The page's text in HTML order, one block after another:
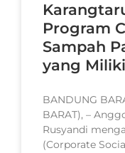
Program
Sampah
yang
BANDUNG
BARAT), –
Rusyandi
(Corporate